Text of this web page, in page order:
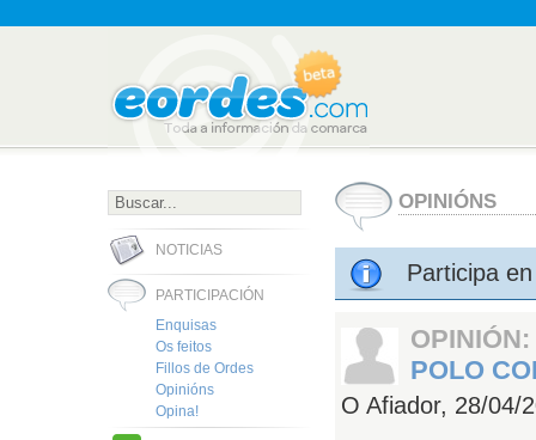
NOTICIAS
PARTICIPACIÓN
Enquisas
Os feitos
Fillos de Ordes
Opinións
Opina!
OPINIÓNS
Participa
OPINIÓN:
POLO
O Afiador, 28/04/